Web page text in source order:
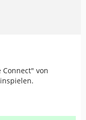
Connect" von